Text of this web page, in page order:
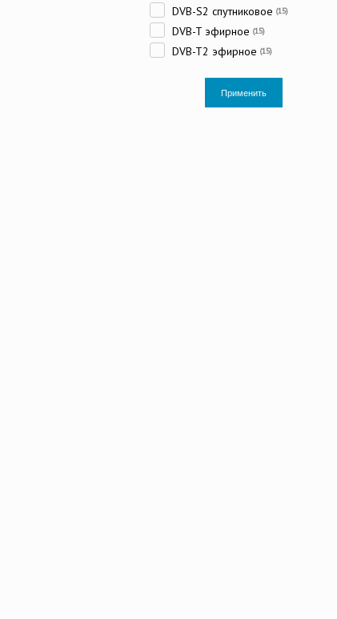
DVB-S2 спутниковое (15)
DVB-T эфирное (15)
DVB-T2 эфирное (15)
Применить